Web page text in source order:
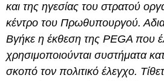
και της ηγεσίας του στρατού
κέντρο του Πρωθυπουργού.
Βγήκε η έκθεση της PEGA που
χρησιμοποιούνται συστήματα
σκοπό τον πολιτικό έλεγχο.